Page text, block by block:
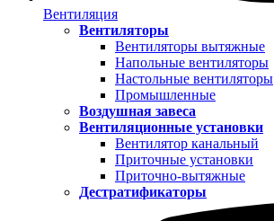
Вентиляция
Вентиляторы
Вентиляторы вытяжные
Напольные вентиляторы
Настольные вентиляторы
Промышленные
Воздушная завеса
Вентиляционные установки
Вентилятор канальный
Приточные установки
Приточно-вытяжные
Дестратификаторы